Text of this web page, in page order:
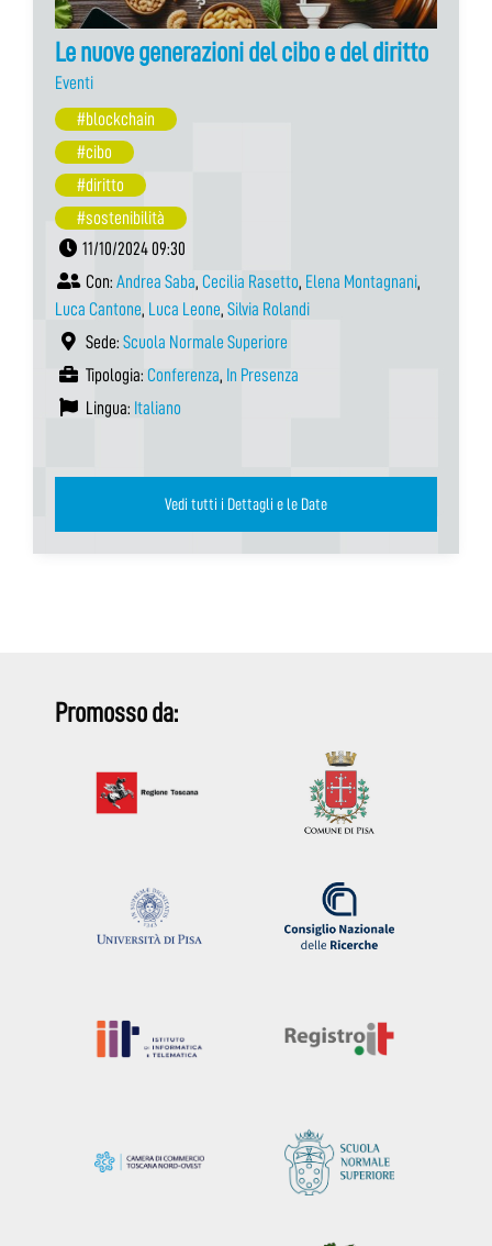
Le nuove generazioni del cibo e del diritto
Eventi
#blockchain
#cibo
#diritto
#sostenibilità
11/10/2024 09:30
Con: Andrea Saba, Cecilia Rasetto, Elena Montagnani,
Luca Cantone, Luca Leone, Silvia Rolandi
Sede: Scuola Normale Superiore
Tipologia: Conferenza, In Presenza
Lingua: Italiano
Vedi tutti i Dettagli e le Date
Promosso da: